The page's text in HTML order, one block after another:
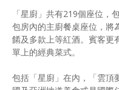
「星廚」共有219個座位，
包房內的主廚餐桌座位，將
餚及多款上等紅酒。賓客
單上的經典菜式。
包括「星廚」在內，「雲頂